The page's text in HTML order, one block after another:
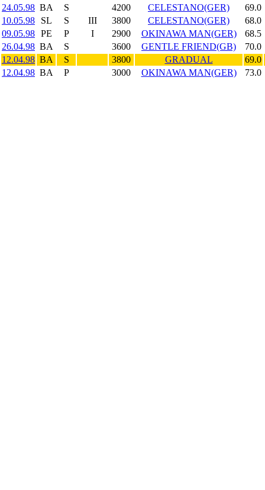
24.05.98 BA S 4200 CELESTANO(GER)
69.0
10.05.98
SL S III 3800 CELESTANO(GER)
68.0
09.05.98 PE P I 2900 OKINAWA MAN(GER)
68.5
26.04.98 BA S 3600 GENTLE FRIEND(GB)
70.0
12.04.98 BA S 3800 GRADUAL
69.0
12.04.98 BA P 3000 OKINAWA MAN(GER) 73.0